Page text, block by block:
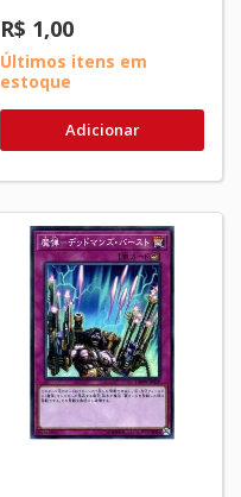
R$ 1,00
Últimos itens em
estoque
Adicionar